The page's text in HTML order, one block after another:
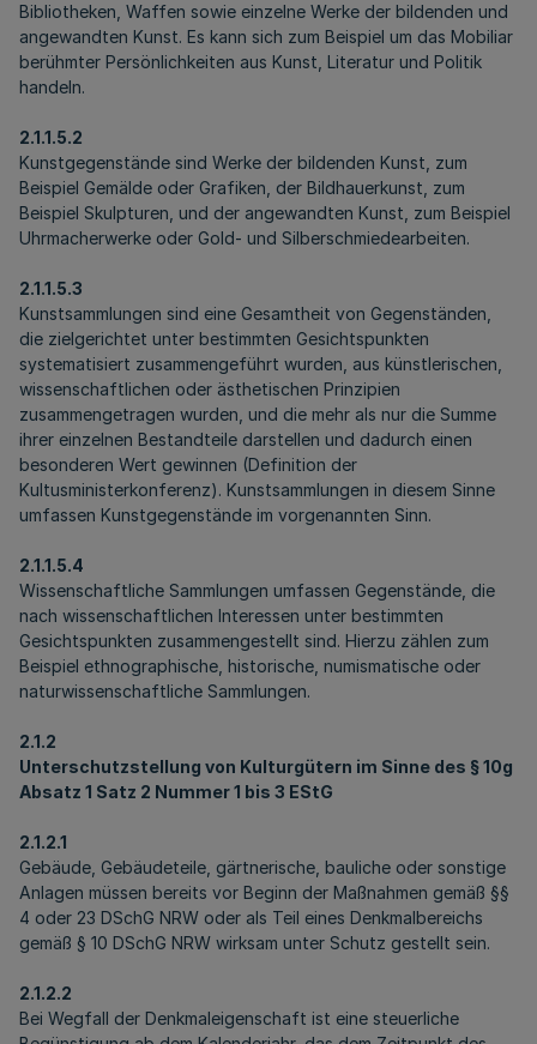
Bibliotheken, Waffen sowie einzelne Werke der bildenden und
angewandten Kunst. Es kann sich zum Beispiel um das Mobiliar
berühmter Persönlichkeiten aus Kunst, Literatur und Politik
handeln.
2.1.1.5.2
Kunstgegenstände sind Werke der bildenden Kunst, zum
Beispiel Gemälde oder Grafiken, der Bildhauerkunst, zum
Beispiel Skulpturen, und der angewandten Kunst, zum Beispiel
Uhrmacherwerke oder Gold- und Silberschmiedearbeiten.
2.1.1.5.3
Kunstsammlungen sind eine Gesamtheit von Gegenständen,
die zielgerichtet unter bestimmten Gesichtspunkten
systematisiert zusammengeführt wurden, aus künstlerischen,
wissenschaftlichen oder ästhetischen Prinzipien
zusammengetragen wurden, und die mehr als nur die Summe
ihrer einzelnen Bestandteile darstellen und dadurch einen
besonderen Wert gewinnen (Definition der
Kultusministerkonferenz). Kunstsammlungen in diesem Sinne
umfassen Kunstgegenstände im vorgenannten Sinn.
2.1.1.5.4
Wissenschaftliche Sammlungen umfassen Gegenstände, die
nach wissenschaftlichen Interessen unter bestimmten
Gesichtspunkten zusammengestellt sind. Hierzu zählen zum
Beispiel ethnographische, historische, numismatische oder
naturwissenschaftliche Sammlungen.
2.1.2
Unterschutzstellung von Kulturgütern im Sinne des § 10g
Absatz 1 Satz 2 Nummer 1 bis 3 EStG
2.1.2.1
Gebäude, Gebäudeteile, gärtnerische, bauliche oder sonstige
Anlagen müssen bereits vor Beginn der Maßnahmen gemäß §§
4 oder 23 DSchG NRW oder als Teil eines Denkmalbereichs
gemäß § 10 DSchG NRW wirksam unter Schutz gestellt sein.
2.1.2.2
Bei Wegfall der Denkmaleigenschaft ist eine steuerliche